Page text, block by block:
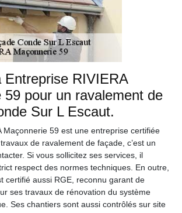
Entreprise RIVIERA
59 pour un ravalement de
Sur L Escaut.
Maçonnerie 59 est une entreprise certifiée
de ravalement de façade, c’est un
Si vous sollicitez ses services, il
respect des normes techniques. En outre,
certifié aussi RGE, reconnu garant de
ses travaux de rénovation du système
Ses chantiers sont aussi contrôlés sur site